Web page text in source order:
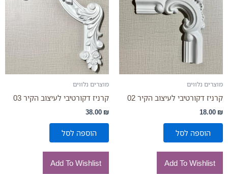
מוצרים נלווים
קרניז דקורטיבי לעיצוב הקיר 02
18.00 ₪
הוספה לסל
Add To Wishlist
מוצרים נלווים
קרניז דקורטיבי לעיצוב הקיר 03
38.00 ₪
הוספה לסל
Add To Wishlist